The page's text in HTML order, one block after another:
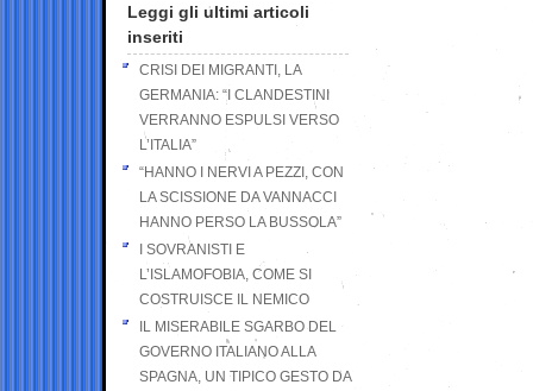
Leggi gli ultimi articoli
inseriti
CRISI DEI MIGRANTI, LA
GERMANIA: “I CLANDESTINI
VERRANNO ESPULSI VERSO
L’ITALIA”
“HANNO I NERVI A PEZZI, CON
LA SCISSIONE DA VANNACCI
HANNO PERSO LA BUSSOLA”
I SOVRANISTI E
L’ISLAMOFOBIA, COME SI
COSTRUISCE IL NEMICO
IL MISERABILE SGARBO DEL
GOVERNO ITALIANO ALLA
SPAGNA, UN TIPICO GESTO DA